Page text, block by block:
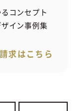
コンセプト
イン事例集
求はこちら